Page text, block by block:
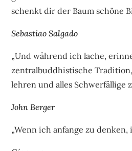
schenkt dir der Baum schöne
Sebastiao Salgado
„Und während ich lache,
zentralbuddhistische
lehren und alles Schwerfällige
John Berger
„Wenn ich anfange zu denken,